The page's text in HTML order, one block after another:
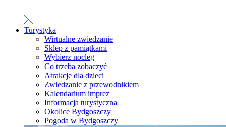
Turystyka
Wirtualne zwiedzanie
Sklep z pamiątkami
Wybierz nocleg
Co trzeba zobaczyć
Atrakcje dla dzieci
Zwiedzanie z przewodnikiem
Kalendarium imprez
Informacja turystyczna
Okolice Bydgoszczy
Pogoda w Bydgoszczy